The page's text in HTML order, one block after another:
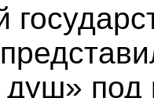
под